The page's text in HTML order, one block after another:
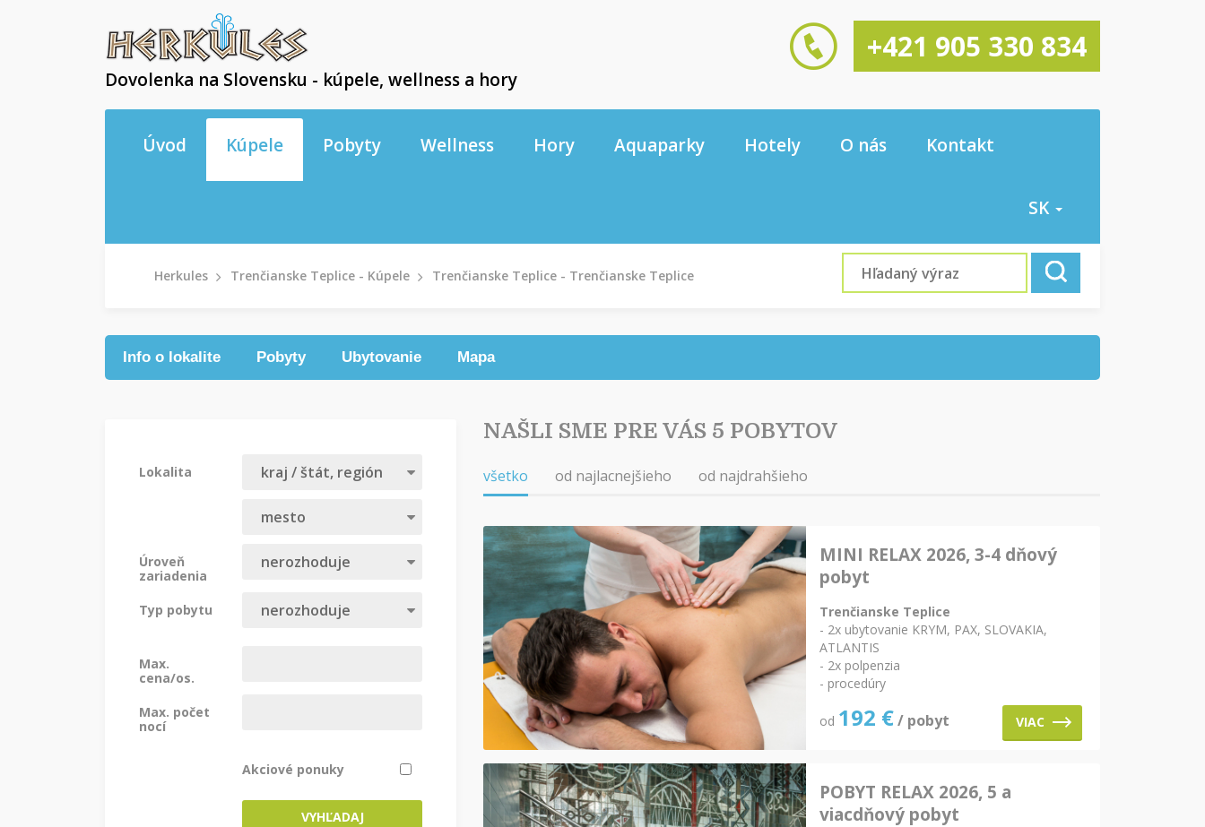
Dovolenka na Slovensku - kúpele, wellness a hory
+421 905 330 834
Úvod Kúpele Pobyty Wellness Hory Aquaparky Hotely O nás Kontakt
SK
Herkules Trenčianske Teplice - Kúpele Trenčianske Teplice - Trenčianske Teplice
Info o lokalite Pobyty Ubytovanie Mapa
Lokalita
Úroveň
zariadenia
Typ pobytu
Max.
cena/os.
Max. počet
nocí
Akciové ponuky
VYHĽADAJ
NAŠLI SME PRE VÁS 5 POBYTOV
všetko od najlacnejšieho od najdrahšieho
MINI RELAX 2026, 3-4 dňový
pobyt
Trenčianske Teplice
- 2x ubytovanie KRYM, PAX, SLOVAKIA,
ATLANTIS
- 2x polpenzia
- procedúry
od 192 €/ pobyt VIAC
POBYT RELAX 2026, 5 a
viacdňový pobyt